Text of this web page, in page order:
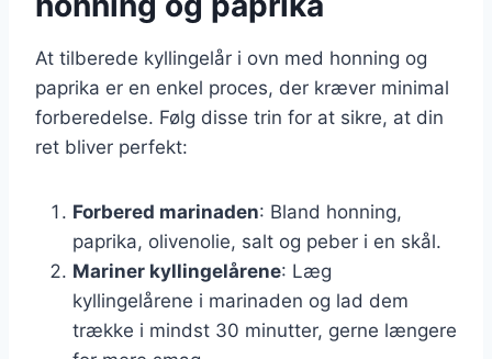
At tilberede kyllingelår i ovn med honning og
paprika er en enkel proces, der kræver minimal
forberedelse. Følg disse trin for at sikre, at din
ret bliver perfekt:
Forbered marinaden: Bland honning,
paprika, olivenolie, salt og peber i en skål.
Mariner kyllingelårene: Læg
kyllingelårene i marinaden og lad dem
trække i mindst 30 minutter, gerne længere